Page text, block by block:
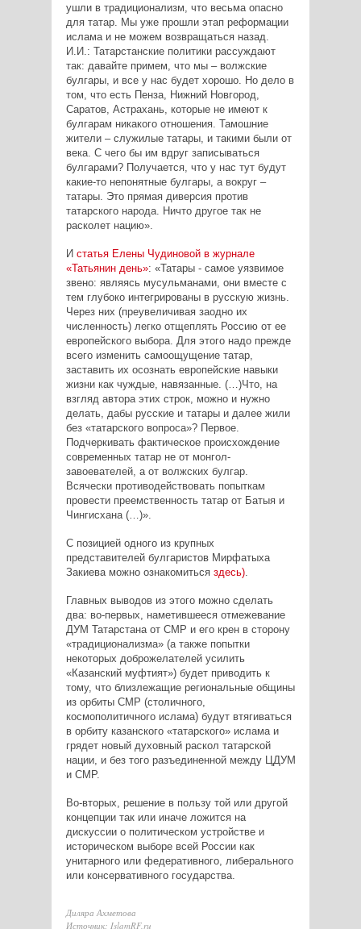
ушли в традиционализм, что весьма опасно
для татар. Мы уже прошли этап реформации
ислама и не можем возвращаться назад.
И.И.: Татарстанские политики рассуждают
так: давайте примем, что мы – волжские
булгары, и все у нас будет хорошо. Но дело в
том, что есть Пенза, Нижний Новгород,
Саратов, Астрахань, которые не имеют к
булгарам никакого отношения. Тамошние
жители – служилые татары, и такими были от
века. С чего бы им вдруг записываться
булгарами? Получается, что у нас тут будут
какие-то непонятные булгары, а вокруг –
татары. Это прямая диверсия против
татарского народа. Ничто другое так не
расколет нацию».
И статья Елены Чудиновой в журнале
«Татьянин день»: «Татары - самое уязвимое
звено: являясь мусульманами, они вместе с
тем глубоко интегрированы в русскую жизнь.
Через них (преувеличивая заодно их
численность) легко отщеплять Россию от ее
европейского выбора. Для этого надо прежде
всего изменить самоощущение татар,
заставить их осознать европейские навыки
жизни как чуждые, навязанные. (…)Что, на
взгляд автора этих строк, можно и нужно
делать, дабы русские и татары и далее жили
без «татарского вопроса»? Первое.
Подчеркивать фактическое происхождение
современных татар не от монгол-
завоевателей, а от волжских булгар.
Всячески противодействовать попыткам
провести преемственность татар от Батыя и
Чингисхана (…)».
С позицией одного из крупных
представителей булгаристов Мирфатыха
Закиева можно ознакомиться здесь).
Главных выводов из этого можно сделать
два: во-первых, наметившееся отмежевание
ДУМ Татарстана от СМР и его крен в сторону
«традиционализма» (а также попытки
некоторых доброжелателей усилить
«Казанский муфтият») будет приводить к
тому, что близлежащие региональные общины
из орбиты СМР (столичного,
космополитичного ислама) будут втягиваться
в орбиту казанского «татарского» ислама и
грядет новый духовный раскол татарской
нации, и без того разъединенной между ЦДУМ
и СМР.
Во-вторых, решение в пользу той или другой
концепции так или иначе ложится на
дискуссии о политическом устройстве и
историческом выборе всей России как
унитарного или федеративного, либерального
или консервативного государства.
Диляра Ахметова
Источник: IslamRF.ru